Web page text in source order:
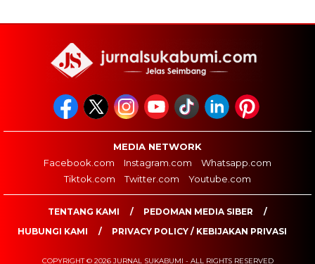
MEDIA NETWORK
Facebook.com
Instagram.com
Whatsapp.com
Tiktok.com
Twitter.com Youtube.com
TENTANG KAMI
PEDOMAN MEDIA SIBER
HUBUNGI KAMI
PRIVACY POLICY / KEBIJAKAN PRIVASI
COPYRIGHT © 2026 JURNAL SUKABUMI - ALL RIGHTS RESERVED